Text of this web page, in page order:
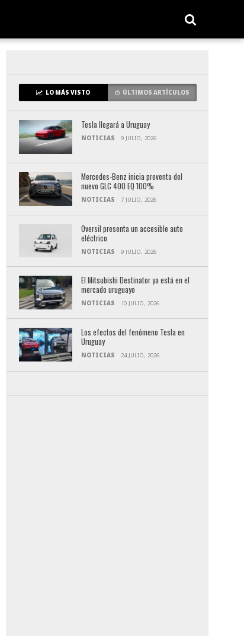
LO MÁS VISTO ÚLTIMOS ARTÍCULOS
Tesla llegará a Uruguay
NOTICIAS 9 JULIO, 2026
Mercedes-Benz inicia preventa del
nuevo GLC 400 EQ 100%
NOTICIAS 7 JULIO, 2026
Oversil presenta un accesible auto
eléctrico
NOTICIAS 9 JULIO, 2026
El Mitsubishi Destinator ya está en el
mercado uruguayo
NOTICIAS 10 JULIO, 2026
Los efectos del fenómeno Tesla en
Uruguay
NOTICIAS 24 JULIO, 2026